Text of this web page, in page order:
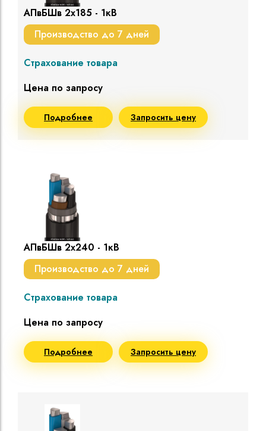
АПвБШв 2х185 - 1кВ
Производство до 7 дней
Страхование товара
Цена по запросу
Подробнее Запросить цену
АПвБШв 2х240 - 1кВ
Производство до 7 дней
Страхование товара
Цена по запросу
Подробнее Запросить цену